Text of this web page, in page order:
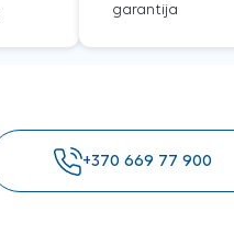
+370 669 77 900